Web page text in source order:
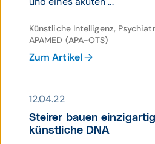
Künstliche Intelligenz,
APAMED (APA-OTS)
Zum Artikel
12.04.22
Steirer bauen
künst­liche DNA